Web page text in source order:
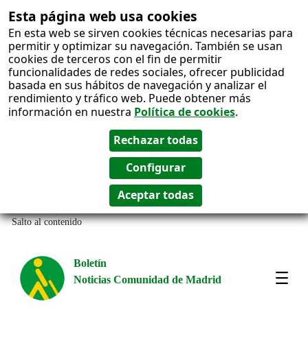
Esta página web usa cookies
En esta web se sirven cookies técnicas necesarias para
permitir y optimizar su navegación. También se usan
cookies de terceros con el fin de permitir
funcionalidades de redes sociales, ofrecer publicidad
basada en sus hábitos de navegación y analizar el
rendimiento y tráfico web. Puede obtener más
información en nuestra Política de cookies.
Salto al contenido
Boletín
Noticias Comunidad de Madrid